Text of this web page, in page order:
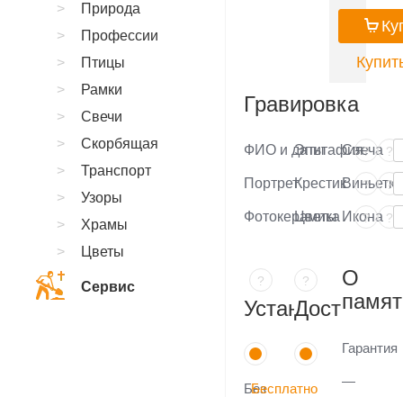
Гравировка
ФИО и даты ?
Портрет ?
Фотокерамика ?
Эпитафия ?
Крестик ?
Цветы ?
Свеча
Виньетка
Икона
?
Установка
Без
?
Доставка
Бесплатно
О
Гарантия
—
Природа
Профессии
Птицы
Рамки
Свечи
Скорбящая
Транспорт
Узоры
Храмы
Цветы
Сервис